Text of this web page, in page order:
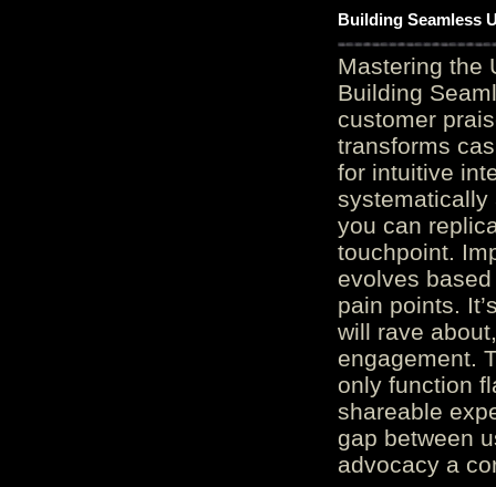
Building Seamless
Mastering the
Building
customer
transforms
for intuitive
systematically
you can
touchpoint.
evolves
pain points.
will rave
engagement.
only function
shareable
gap between
advocacy a